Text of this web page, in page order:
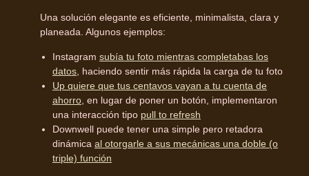
Una solución elegante es eficiente, minimalista, clara y
planeada. Algunos ejemplos:
Instagram subía tu foto mientras completabas los
datos , haciendo sentir más rápida la carga de tu foto
Up quiere que tus centavos vayan a tu cuenta de
ahorro , en lugar de poner un botón, implementaron
una interacción tipo pull to refresh
Downwell puede tener una simple pero retadora
dinámica al otorgarle a sus mecánicas una doble (o
triple) función